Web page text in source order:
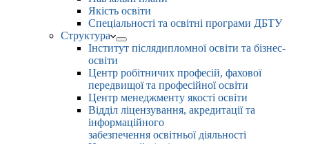
Якість освіти
Спеціальності та освітні програми ДБТУ
Структура
Інститут післядипломної освіти та бізнес-
освіти
Центр робітничих професій, фахової
передвищої та професійної освіти
Центр менеджменту якості освіти
Відділ ліцензування, акредитації та
інформаційного
забезпечення освітньої діяльності